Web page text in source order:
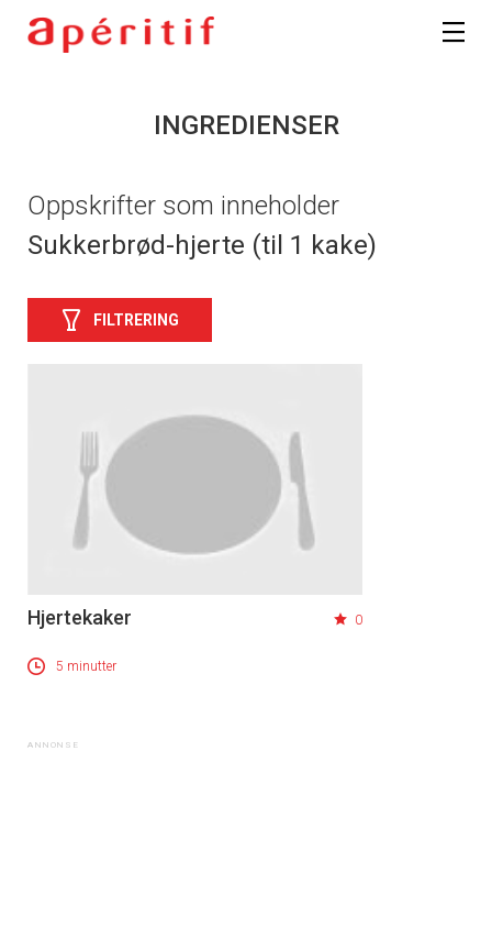
INGREDIENSER
Oppskrifter som inneholder
Sukkerbrød-hjerte (til 1 kake)
FILTRERING
Hjertekaker 0
5 minutter